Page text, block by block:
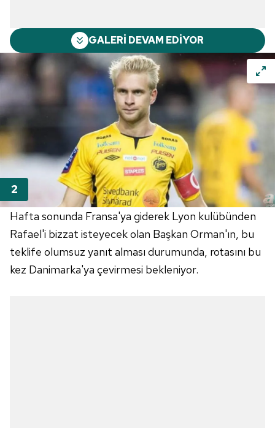
GALERİ DEVAM EDİYOR
Hafta sonunda Fransa'ya giderek Lyon kulübünden
Rafael'i bizzat isteyecek olan Başkan Orman'ın, bu
teklife olumsuz yanıt alması durumunda, rotasını bu
kez Danimarka'ya çevirmesi bekleniyor.